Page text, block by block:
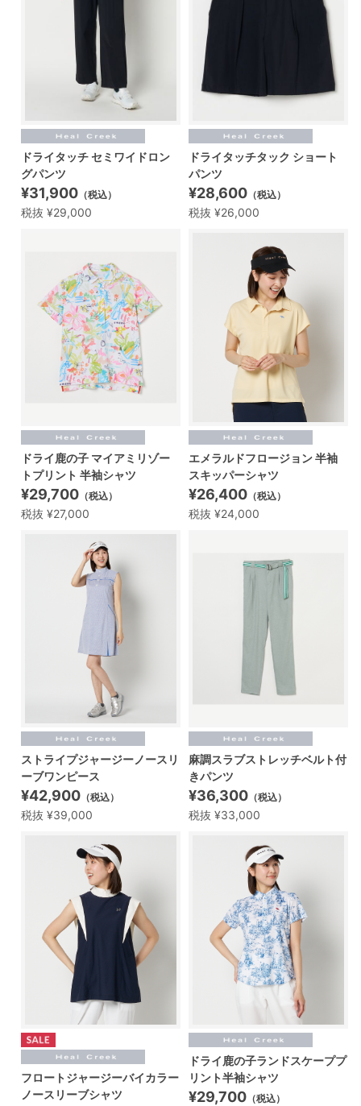
ドライタッチ セミワイドロン
グパンツ
¥31,900 （税込）
税抜 ¥29,000
ドライタッチタック ショート
パンツ
¥28,600 （税込）
税抜 ¥26,000
ドライ鹿の子 マイアミリゾー
トプリント 半袖シャツ
¥29,700 （税込）
税抜 ¥27,000
エメラルドフロージョン 半袖
スキッパーシャツ
¥26,400 （税込）
税抜 ¥24,000
ストライプジャージーノースリ
ーブワンピース
¥42,900 （税込）
税抜 ¥39,000
麻調スラブストレッチベルト付
きパンツ
¥36,300 （税込）
税抜 ¥33,000
フロートジャージーバイカラー
ノースリーブシャツ
ドライ鹿の子ランドスケーププ
リント半袖シャツ
¥29,700 （税込）